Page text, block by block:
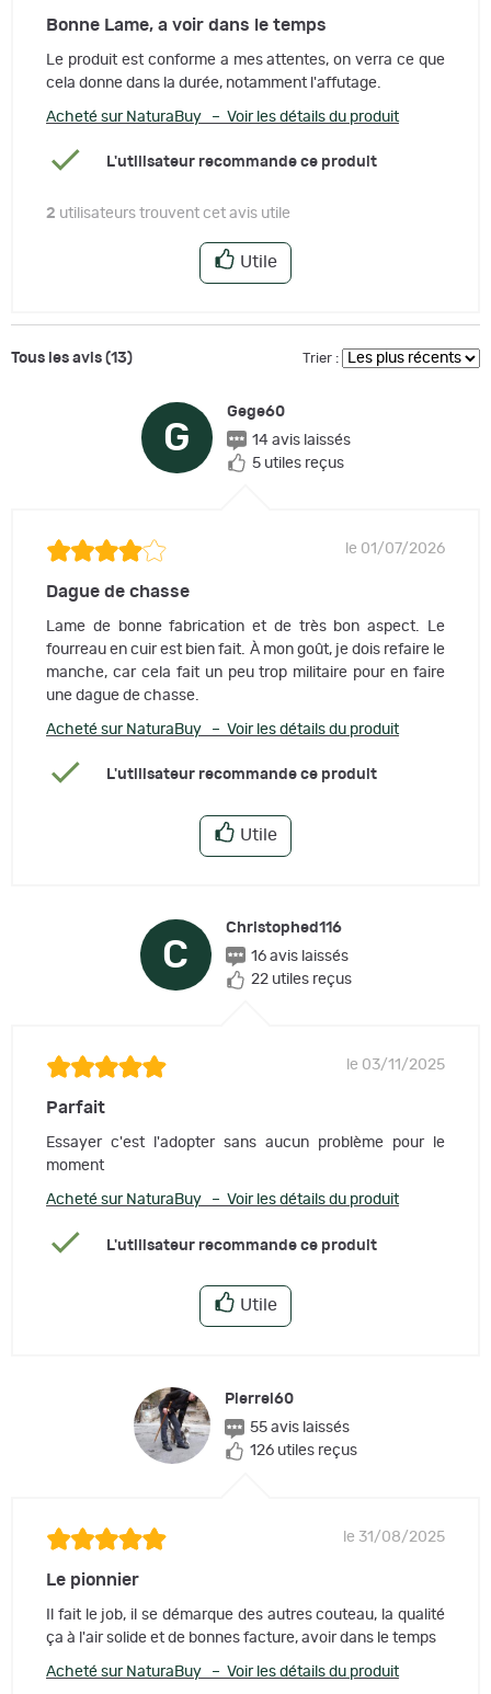
Bonne Lame, a voir dans le temps
Le produit est conforme a mes attentes, on verra ce que
cela donne dans la durée, notamment l'affutage.
Acheté sur NaturaBuy – Voir les détails du produit
L'utilisateur recommande ce produit
2 utilisateurs trouvent cet avis utile
Utile
Tous les avis (13) Trier :
G
Gege60
14 avis laissés
5 utiles reçus
le 01/07/2026
Dague de chasse
Lame de bonne fabrication et de très bon aspect. Le
fourreau en cuir est bien fait. À mon goût, je dois refaire le
manche, car cela fait un peu trop militaire pour en faire
une dague de chasse.
Acheté sur NaturaBuy – Voir les détails du produit
L'utilisateur recommande ce produit
Utile
C
Christophed116
16 avis laissés
22 utiles reçus
le 03/11/2025
Parfait
Essayer c'est l'adopter sans aucun problème pour le
moment
Acheté sur NaturaBuy – Voir les détails du produit
L'utilisateur recommande ce produit
Utile
Pierrel60
55 avis laissés
126 utiles reçus
le 31/08/2025
Le pionnier
Il fait le job, il se démarque des autres couteau, la qualité
ça à l'air solide et de bonnes facture, avoir dans le temps
Acheté sur NaturaBuy – Voir les détails du produit